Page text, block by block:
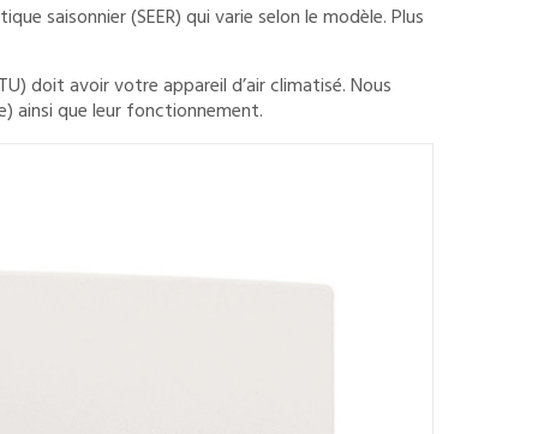
saisonnier (SEER) qui varie selon le modèle. Plus
doit avoir votre appareil d’air climatisé. Nous
ainsi que leur fonctionnement.